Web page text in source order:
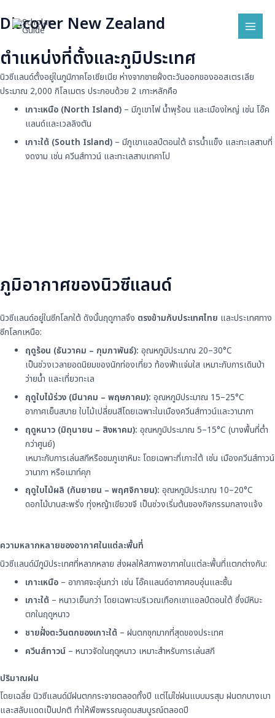
to
content
Discover New Zealand
ตำแหน่งที่ตั้งและภูมิประเทศ
นิวซีแลนด์ตั้งอยู่ในภูมิภาคโอเชียเนีย ห่างจากชายฝั่งตะวันออกของออสเตรเลีย
ประมาณ 2,000 กิโลเมตร ประกอบด้วย 2 เกาะหลักคือ
เกาะเหนือ (North Island) – มีภูเขาไฟ น้ำพุร้อน และเมืองใหญ่ เช่น โอ๊ค
แลนด์และเวลลิงตัน
เกาะใต้ (South Island) – มีภูเขาแอลป์ตอนใต้ ธารน้ำแข็ง และทะเลสาบที่
งดงาม เช่น ควีนส์ทาวน์ และทะเลสาบเทคาโป
ภูมิอากาศของนิวซีแลนด์
นิวซีแลนด์อยู่ในซีกโลกใต้ ดังนั้นฤดูกาลจึง ตรงข้ามกับประเทศไทย และประเทศทาง
ซีกโลกเหนือ:
ฤดูร้อน (ธันวาคม – กุมภาพันธ์): อุณหภูมิประมาณ 20–30°C
เป็นช่วงเวลายอดนิยมของนักท่องเที่ยว ท้องฟ้าแจ่มใส เหมาะกับการเดินป่า
ว่ายน้ำ และเที่ยวทะเล
ฤดูใบไม้ร่วง (มีนาคม – พฤษภาคม): อุณหภูมิประมาณ 15–25°C
อากาศเย็นสบาย ใบไม้เปลี่ยนสีโดยเฉพาะในเมืองควีนส์ทาวน์และวานากา
ฤดูหนาว (มิถุนายน – สิงหาคม): อุณหภูมิประมาณ 5–15°C (บางพื้นที่ต่ำ
กว่าศูนย์)
เหมาะกับการเล่นสกีหรือชมภูเขาหิมะ โดยเฉพาะที่เกาะใต้ เช่น เมืองควีนส์ทาวน์
วานากา หรือเมาท์คุก
ฤดูใบไม้ผลิ (กันยายน – พฤศจิกายน): อุณหภูมิประมาณ 10–20°C
ดอกไม้บานสะพรั่ง ทุ่งหญ้าเขียวขจี เป็นช่วงเริ่มต้นของกิจกรรมกลางแจ้ง
ความหลากหลายของอากาศในแต่ละพื้นที่
นิวซีแลนด์มีภูมิประเทศที่หลากหลาย ส่งผลให้สภาพอากาศในแต่ละพื้นที่แตกต่างกัน:
เกาะเหนือ – อากาศจะอุ่นกว่า เช่น โอ๊คแลนด์อากาศอบอุ่นและชื้น
เกาะใต้ – หนาวเย็นกว่า โดยเฉพาะบริเวณเทือกเขาแอลป์ตอนใต้ ซึ่งมีหิมะ
ตกในฤดูหนาว
ชายฝั่งตะวันตกของเกาะใต้ – ฝนตกชุกมากที่สุดของประเทศ
ควีนส์ทาวน์ – หนาวจัดในฤดูหนาว เหมาะสำหรับการเล่นสกี
ปริมาณฝน
โดยเฉลี่ย นิวซีแลนด์มีฝนตกกระจายตลอดทั้งปี แต่ไม่ใช่ฝนแบบมรสุม ฝนตกบางเบา
และสลับแดดเป็นปกติ ทำให้พืชพรรณอุดมสมบูรณ์ตลอดปี